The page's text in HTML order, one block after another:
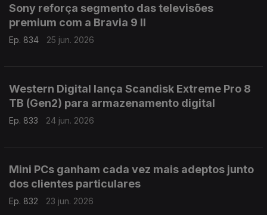
Sony reforça segmento das televisões
premium com a Bravia 9 II
Ep. 834 25 jun. 2026
Western Digital lança Scandisk Extreme Pro 8
TB (Gen2) para armazenamento digital
Ep. 833 24 jun. 2026
Mini PCs ganham cada vez mais adeptos junto
dos clientes particulares
Ep. 832 23 jun. 2026